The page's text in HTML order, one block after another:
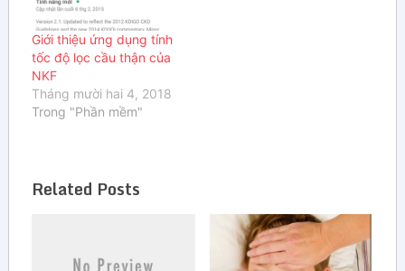
Giới thiệu ứng dụng tính
tốc độ lọc cầu thận của
NKF
Tháng mười hai 4, 2018
Trong "Phần mềm"
Related Posts